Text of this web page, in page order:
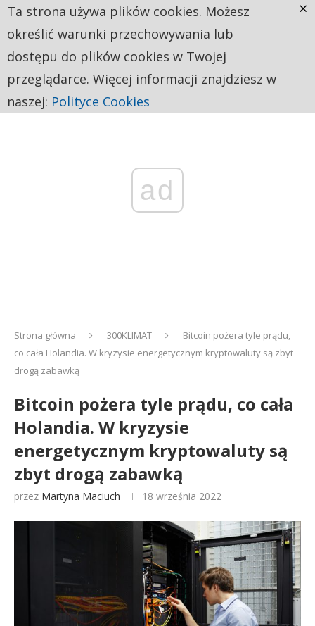
ad
Strona główna 300KLIMAT
Bitcoin pożera tyle prądu,
co cała Holandia. W kryzysie energetycznym kryptowaluty są zbyt
drogą zabawką
Bitcoin pożera tyle prądu, co cała
Holandia. W kryzysie
energetycznym kryptowaluty są
zbyt drogą zabawką
przez Martyna Maciuch 18 września 2022
Ta strona używa plików cookies. Możesz
określić warunki przechowywania lub
dostępu do plików cookies w Twojej
przeglądarce. Więcej informacji znajdziesz w
naszej: Polityce Cookies
×